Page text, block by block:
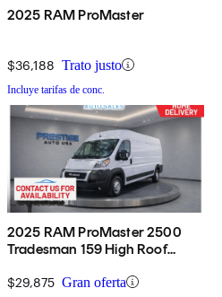
2025 RAM ProMaster
$36,188 Trato justo
Incluye tarifas de conc.
2025 RAM ProMaster 2500
Tradesman 159 High Roof
$29,875 Gran oferta